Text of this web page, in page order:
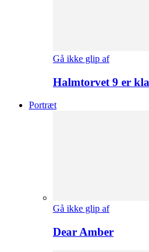
Gå ikke glip af
Halmtorvet 9 er
Portræt
Gå ikke glip af
Dear Amber